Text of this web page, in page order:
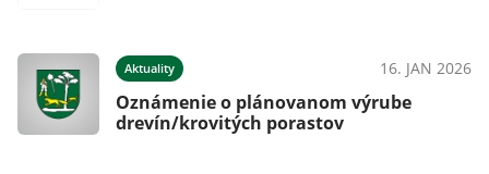
Aktuality 16. JAN 2026
Oznámenie o plánovanom výrube
drevín/krovitých porastov